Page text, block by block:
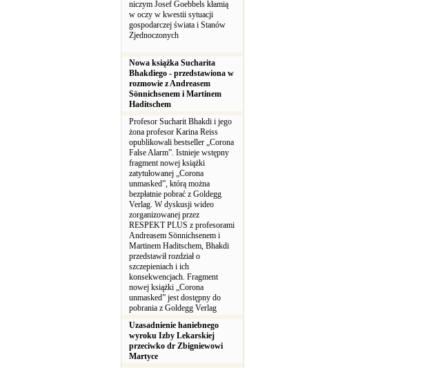
niczym Josef Goebbels kłamią
w oczy w kwestii sytuacji
gospodarczej świata i Stanów
Zjednoczonych
Nowa książka Sucharita
Bhakdiego - przedstawiona w
rozmowie z Andreasem
Sönnichsenem i Martinem
Haditschem
Profesor Sucharit Bhakdi i jego
żona profesor Karina Reiss
opublikowali bestseller „Corona
False Alarm”. Istnieje wstępny
fragment nowej książki
zatytułowanej „Corona
unmasked”, którą można
bezpłatnie pobrać z Goldegg
Verlag. W dyskusji wideo
zorganizowanej przez
RESPEKT PLUS z profesorami
Andreasem Sönnichsenem i
Martinem Haditschem, Bhakdi
przedstawił rozdział o
szczepieniach i ich
konsekwencjach. Fragment
nowej książki „Corona
unmasked” jest dostępny do
pobrania z Goldegg Verlag
Uzasadnienie haniebnego
wyroku Izby Lekarskiej
przeciwko dr Zbigniewowi
Martyce